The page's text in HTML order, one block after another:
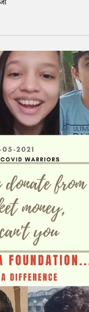
अनलिमिटेड'
सद्गुरू व मुनिश्री
से आरंभ